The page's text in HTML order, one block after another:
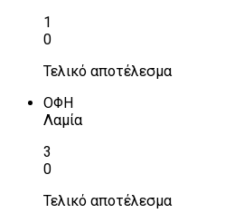
1
0
Τελικό αποτέλεσμα
ΟΦΗ
Λαμία
3
0
Τελικό αποτέλεσμα